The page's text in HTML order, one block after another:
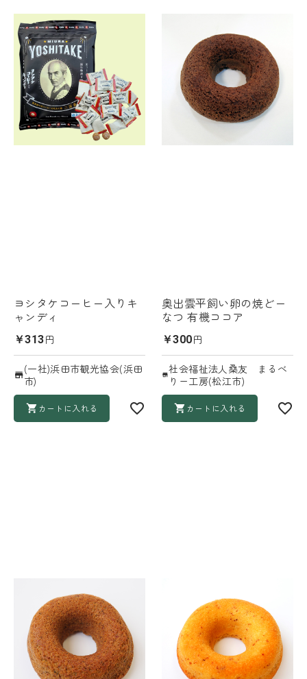
ヨシタケコーヒー入りキ
ャンディ
￥313円
(一社)浜田市観光協会(浜田
市)
カートに入れる
奥出雲平飼い卵の焼どー
なつ 有機ココア
￥300円
社会福祉法人桑友 まるべ
りー工房(松江市)
カートに入れる